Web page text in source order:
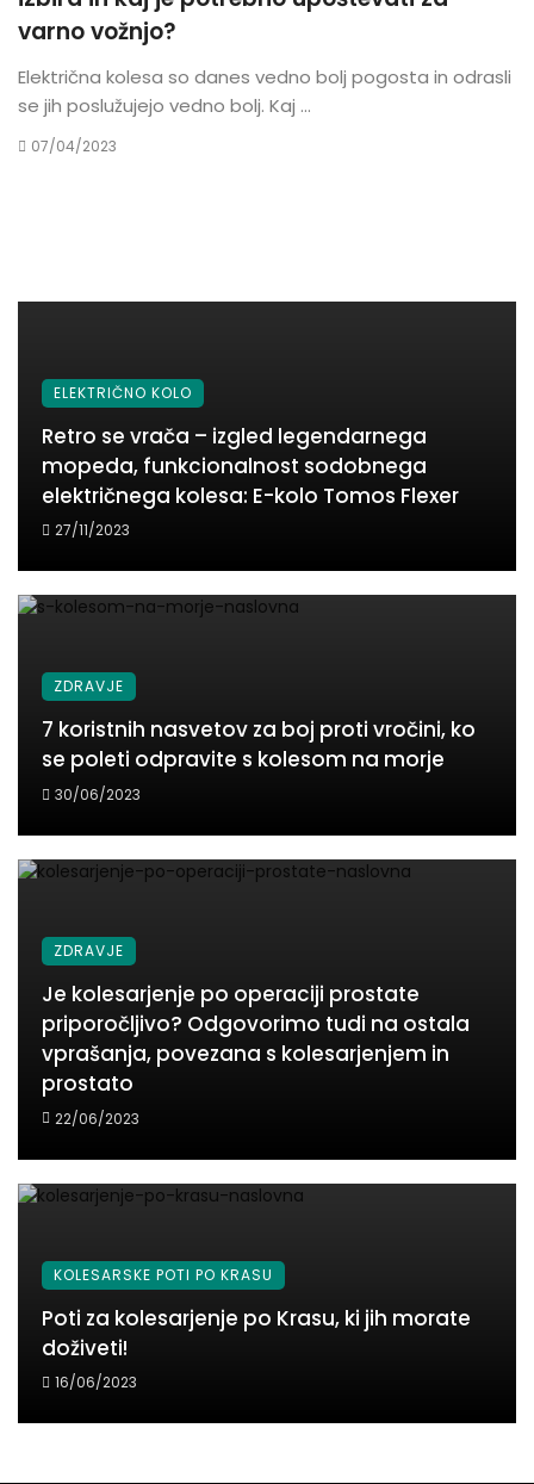
varno vožnjo?
Električna kolesa so danes vedno bolj pogosta in odrasli
se jih poslužujejo vedno bolj. Kaj ...
07/04/2023
ELEKTRIČNO KOLO
Retro se vrača – izgled legendarnega
mopeda, funkcionalnost sodobnega
električnega kolesa: E-kolo Tomos Flexer
27/11/2023
ZDRAVJE
7 koristnih nasvetov za boj proti vročini, ko
se poleti odpravite s kolesom na morje
30/06/2023
ZDRAVJE
Je kolesarjenje po operaciji prostate
priporočljivo? Odgovorimo tudi na ostala
vprašanja, povezana s kolesarjenjem in
prostato
22/06/2023
KOLESARSKE POTI PO KRASU
Poti za kolesarjenje po Krasu, ki jih morate
doživeti!
16/06/2023